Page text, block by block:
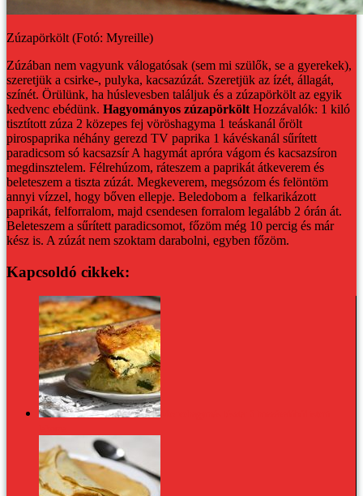
Zúzapörkölt (Fotó: Myreille)
Zúzában nem vagyunk válogatósak (sem mi szülők, se a gyerekek),
szeretjük a csirke-, pulyka, kacsazúzát. Szeretjük az ízét, állagát,
színét. Örülünk, ha húslevesben találjuk és a zúzapörkölt az egyik
kedvenc ebédünk. Hagyományos zúzapörkölt Hozzávalók: 1 kiló
tisztított zúza 2 közepes fej vöröshagyma 1 teáskanál őrölt
pirospaprika néhány gerezd TV paprika 1 kávéskanál sűrített
paradicsom só kacsazsírA hagymát apróra vágom és kacsazsíron
megdinsztelem. Félrehúzom, ráteszem a paprikát átkeverem és
beleteszem a tiszta zúzát. Megkeverem, megsózom és felöntöm
annyi vízzel, hogy bőven ellepje. Beledobom a felkarikázott
paprikát, felforralom, majd csendesen forralom legalább 2 órán át.
Beleteszem a sűrített paradicsomot, főzöm még 10 percig és már
kész is. A zúzát nem szoktam darabolni, egyben főzöm.
Kapcsoldó cikkek: